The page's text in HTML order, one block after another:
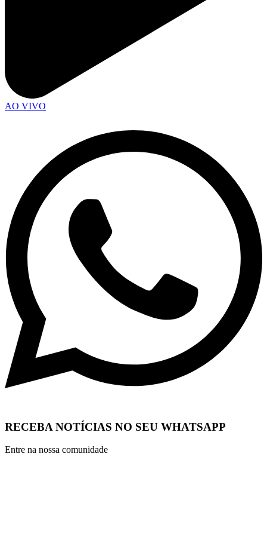
AO VIVO
RECEBA NOTÍCIAS NO SEU WHATSAPP
Entre na nossa comunidade